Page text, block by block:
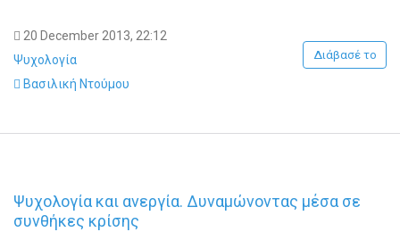
20 December 2013, 22:12
Ψυχολογία
Βασιλική Ντούμου
Διάβασέ το
Ψυχολογία και ανεργία. Δυναμώνοντας μέσα σε
συνθήκες κρίσης